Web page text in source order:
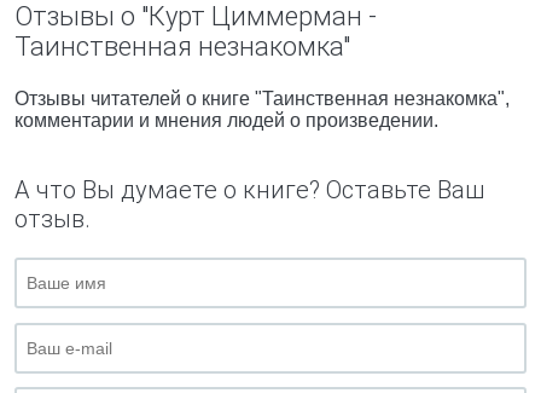
Отзывы о "Курт Циммерман -
Таинственная незнакомка"
Отзывы читателей о книге "Таинственная незнакомка",
комментарии и мнения людей о произведении.
А что Вы думаете о книге? Оставьте Ваш
отзыв.